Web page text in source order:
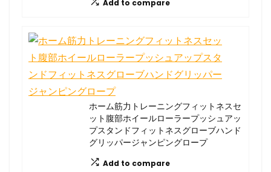
Add to compare
ホーム筋力トレーニングフィットネスセ
ット腹部ホイールローラープッシュアッ
プスタンドフィットネスグローブハンド
グリッパージャンピングロープ
Add to compare